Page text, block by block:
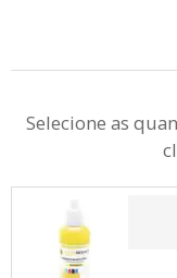
Selecione as